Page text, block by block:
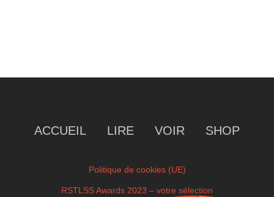
ACCUEIL LIRE VOIR SHOP
Politique de cookies (UE)
RSTLSS Awards 2023 – votre sélection